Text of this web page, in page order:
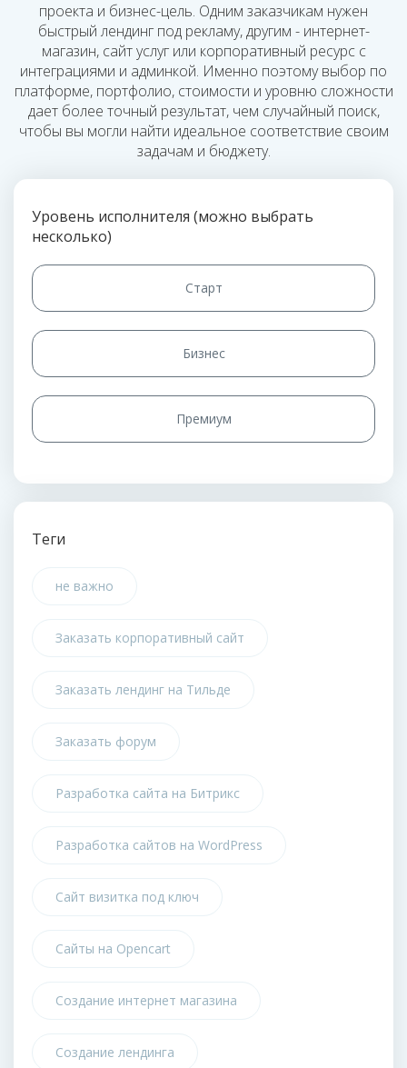
проекта и бизнес-цель. Одним заказчикам нужен
быстрый лендинг под рекламу, другим - интернет-
магазин, сайт услуг или корпоративный ресурс с
интеграциями и админкой. Именно поэтому выбор по
платформе, портфолио, стоимости и уровню сложности
дает более точный результат, чем случайный поиск,
чтобы вы могли найти идеальное соответствие своим
задачам и бюджету.
Уровень исполнителя (можно выбрать
несколько)
Старт
Бизнес
Премиум
Теги
не важно
Заказать корпоративный сайт
Заказать лендинг на Тильде
Заказать форум
Разработка сайта на Битрикс
Разработка сайтов на WordPress
Сайт визитка под ключ
Сайты на Opencart
Создание интернет магазина
Создание лендинга